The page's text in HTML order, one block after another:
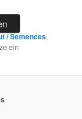
/ Semences,
ein